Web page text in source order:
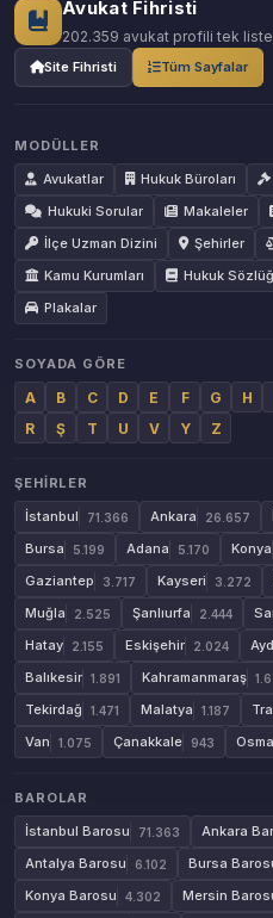
Avukat Fihristi
202.359 avukat profili tek
Site Fihristi Tüm Sayfalar
MODÜLLER
Avukatlar
Hukuk Büroları
Hukuki Sorular
Makaleler
İlçe Uzman Dizini
Şehirler
Kamu Kurumları
Hukuk
Plakalar
SOYADA GÖRE
A B C D E F G H
R
Ş T U V Y Z
ŞEHIRLER
İstanbul
71.366 Ankara 26.657
Bursa 5.199 Adana 5.170 Konya
Gaziantep 3.717 Kayseri 3.272
Muğla 2.525 Şanlıurfa 2.444
Hatay 2.155 Eskişehir 2.024
Balıkesir 1.891 Kahramanmaraş
Tekirdağ 1.471 Malatya 1.187
Van 1.075 Çanakkale 943
BAROLAR
İstanbul Barosu
71.363 Ankara
Antalya Barosu 6.102 Bursa
Konya Barosu 4.302 Mersin